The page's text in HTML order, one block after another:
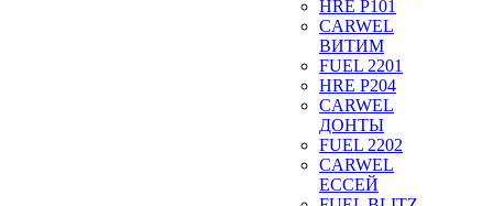
HRE P101
CARWEL
ВИТИМ
FUEL 2201
HRE P204
CARWEL
ДОНТЫ
FUEL 2202
CARWEL
ЕССЕЙ